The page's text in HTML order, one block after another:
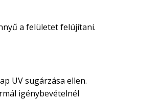
a felületet felújítani.
UV sugárzása ellen.
igénybevételnél